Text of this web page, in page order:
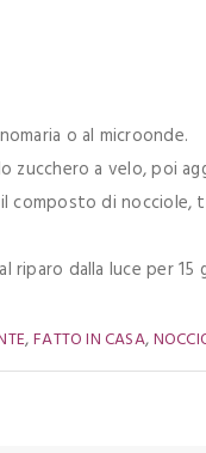
o al microonde.
a velo, poi
composto di
riparo dalla luce per
,FATTO IN CASA,